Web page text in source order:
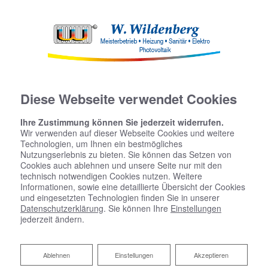
Diese Webseite verwendet Cookies
Ihre Zustimmung können Sie jederzeit widerrufen.
Wir verwenden auf dieser Webseite Cookies und weitere
Technologien, um Ihnen ein bestmögliches
Nutzungserlebnis zu bieten. Sie können das Setzen von
Cookies auch ablehnen und unsere Seite nur mit den
technisch notwendigen Cookies nutzen. Weitere
Informationen, sowie eine detaillierte Übersicht der Cookies
und eingesetzten Technologien finden Sie in unserer
Datenschutzerklärung. Sie können Ihre Einstellungen
jederzeit ändern.
Akzeptieren
Einstellungen
Ablehnen
Ablehnen